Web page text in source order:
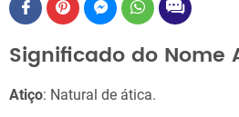
Significado do Nome
Atiço: Natural de ática.